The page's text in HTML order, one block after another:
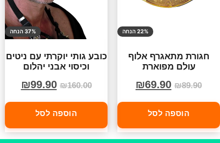
22% הנחה
חגורת מתאגרף אלוף
עולם מפוארת
₪89.90
₪69.90
הוספה לסל
37% הנחה
כובע גותי יוקרתי עם ניטים
וכיסוי אבני יהלום
₪160.00
₪99.90
הוספה לסל